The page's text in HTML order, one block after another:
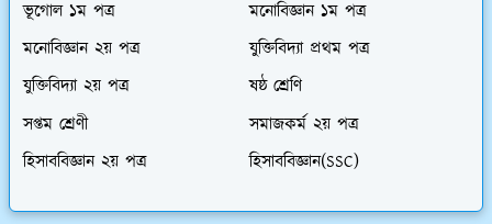
ভূগোল ১ম পত্র
মনোবিজ্ঞান ১ম পত্র
মনোবিজ্ঞান ২য় পত্র
যুক্তিবিদ্যা প্রথম পত্র
যুক্তিবিদ্যা ২য় পত্র
ষষ্ঠ শ্রেণি
সপ্তম শ্রেণী
সমাজকর্ম ২য় পত্র
হিসাববিজ্ঞান ২য় পত্র
হিসাববিজ্ঞান(SSC)